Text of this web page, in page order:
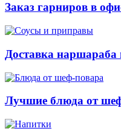
Заказ гарниров в
Доставка наршараба
Лучшие блюда от